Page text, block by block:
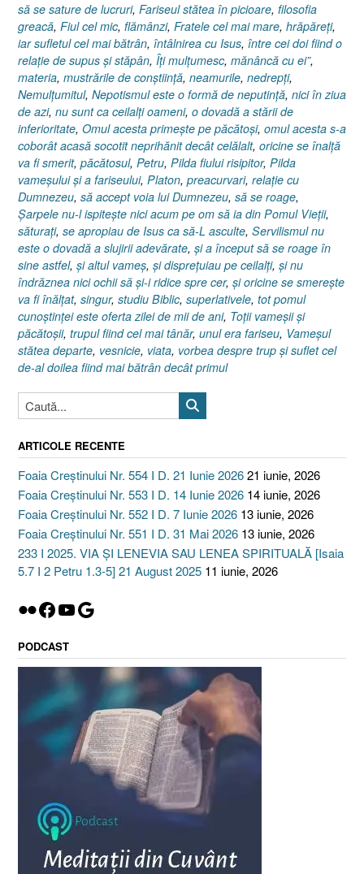
să se sature de lucruri, Fariseul stătea în picioare, filosofia
greacă, Fiul cel mic, flămânzi, Fratele cel mai mare, hrăpăreţi,
iar sufletul cel mai bătrân, întâlnirea cu Isus, între cei doi fiind o
relaţie de supus şi stăpân, Îţi mulţumesc, mănâncă cu ei”,
materia, mustrările de conştiinţă, neamurile, nedrepţi,
Nemulţumitul, Nepotismul este o formă de neputinţă, nici în ziua
de azi, nu sunt ca ceilalţi oameni, o dovadă a stării de
inferioritate, Omul acesta primeşte pe păcătoşi, omul acesta s-a
coborât acasă socotit neprihănit decât celălalt, oricine se înalţă
va fi smerit, păcătosul, Petru, Pilda fiului risipitor, Pilda
vameşului şi a fariseului, Platon, preacurvari, relaţie cu
Dumnezeu, să accept voia lui Dumnezeu, să se roage,
Şarpele nu-l ispiteşte nici acum pe om să ia din Pomul Vieţii,
săturaţi, se apropiau de Isus ca să-L asculte, Servilismul nu
este o dovadă a slujirii adevărate, şi a început să se roage în
sine astfel, şi altul vameş, şi dispreţuiau pe ceilalţi, şi nu
îndrăznea nici ochii să şi-i ridice spre cer, şi oricine se smereşte
va fi înălţat, singur, studiu Biblic, superlativele, tot pomul
cunoştinţei este oferta zilei de mii de ani, Toţii vameşii şi
păcătoşii, trupul fiind cel mai tânăr, unul era fariseu, Vameşul
stătea departe, vesnicie, viata, vorbea despre trup şi suflet cel
de-al doilea fiind mai bătrân decât primul
ARTICOLE RECENTE
Foaia Creștinului Nr. 554 I D. 21 Iunie 202621 iunie, 2026
Foaia Creștinului Nr. 553 I D. 14 Iunie 2026 14 iunie, 2026
Foaia Creștinului Nr. 552 I D. 7 Iunie 2026 13 iunie, 2026
Foaia Creștinului Nr. 551 I D. 31 Mai 2026 13 iunie, 2026
233 I 2025. VIA ȘI LENEVIA SAU LENEA SPIRITUALĂ [Isaia
5.7 I 2 Petru 1.3-5] 21 August 2025 11 iunie, 2026
Flickr
Facebook
YouTube
Google
PODCAST